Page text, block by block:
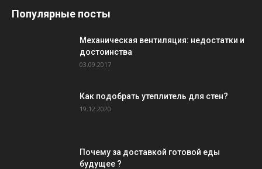
Популярные посты
Механическая вентиляция: недостатки и
достоинства
03.09.2017
Как подобрать утеплитель для стен?
19.12.2020
Почему за доставкой готовой еды
будущее ?